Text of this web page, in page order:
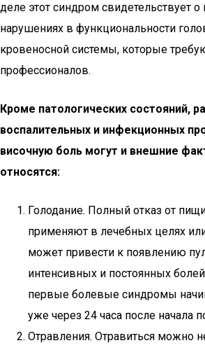
деле этот синдром свидетельствует о
нарушениях в функциональности
кровеносной системы, которые
профессионалов.
Кроме патологических состояний,
воспалительных и инфекционных
височную боль могут и внешние
относятся:
Голодание. Полный отказ от
применяют в лечебных целях
может привести к появлению
интенсивных и постоянных
первые болевые синдромы
уже через 24 часа после начала
Отравления. Отравиться можно